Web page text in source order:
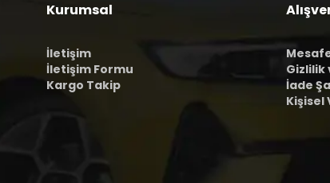
Kurumsal
İletişim
İletişim Formu
Kargo Takip
Gizlilik
İade
Kişisel